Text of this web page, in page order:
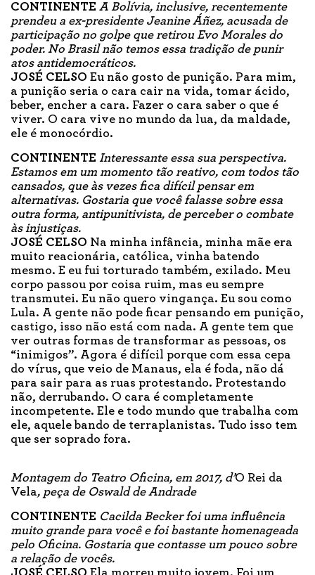
CONTINENTE A Bolívia, inclusive, recentemente
prendeu a ex-presidente Jeanine Áñez, acusada de
participação no golpe que retirou Evo Morales do
poder. No Brasil não temos essa tradição de punir
atos antidemocráticos.
JOSÉ CELSO Eu não gosto de punição. Para mim,
a punição seria o cara cair na vida, tomar ácido,
beber, encher a cara. Fazer o cara saber o que é
viver. O cara vive no mundo da lua, da maldade,
ele é monocórdio.
CONTINENTE Interessante essa sua perspectiva.
Estamos em um momento tão reativo, com todos tão
cansados, que às vezes fica difícil pensar em
alternativas. Gostaria que você falasse sobre essa
outra forma, antipunitivista, de perceber o combate
às injustiças.
JOSÉ CELSO Na minha infância, minha mãe era
muito reacionária, católica, vinha batendo
mesmo. E eu fui torturado também, exilado. Meu
corpo passou por coisa ruim, mas eu sempre
transmutei. Eu não quero vingança. Eu sou como
Lula. A gente não pode ficar pensando em punição,
castigo, isso não está com nada. A gente tem que
ver outras formas de transformar as pessoas, os
“inimigos”. Agora é difícil porque com essa cepa
do vírus, que veio de Manaus, ela é foda, não dá
para sair para as ruas protestando. Protestando
não, derrubando. O cara é completamente
incompetente. Ele e todo mundo que trabalha com
ele, aquele bando de terraplanistas. Tudo isso tem
que ser soprado fora.
Montagem do Teatro Oficina, em 2017, d’O Rei da
Vela, peça de Oswald de Andrade
CONTINENTE Cacilda Becker foi uma influência
muito grande para você e foi bastante homenageada
pelo Oficina. Gostaria que contasse um pouco sobre
a relação de vocês.